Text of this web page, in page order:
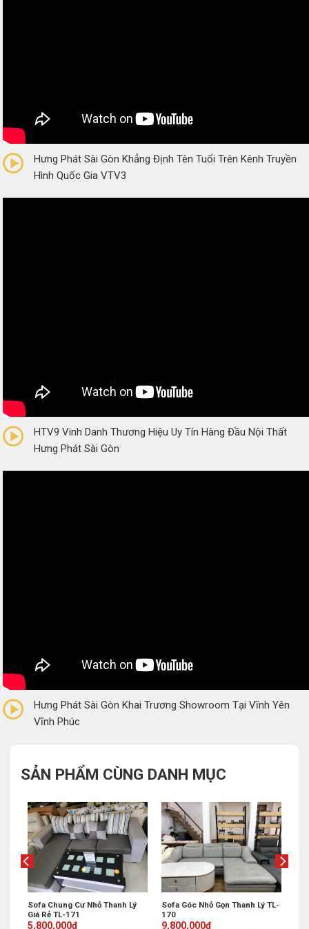
(0 Reviews)
Hưng Phát Sài Gòn Khẳng Định Tên Tuổi Trên Kênh Truyền
Hình Quốc Gia VTV3
(0 Reviews)
HTV9 Vinh Danh Thương Hiệu Uy Tín Hàng Đầu Nội Thất
Hưng Phát Sài Gòn
(0 Reviews)
Hưng Phát Sài Gòn Khai Trương Showroom Tại Vĩnh Yên
Vĩnh Phúc
SẢN PHẨM CÙNG DANH MỤC
Sofa Chung Cư Nhỏ Thanh Lý
Giá Rẻ TL-171
Original
5,800,000₫
Current
Sofa Góc Nhỏ Gọn Thanh Lý TL-
170
Original
9,800,000₫
Current